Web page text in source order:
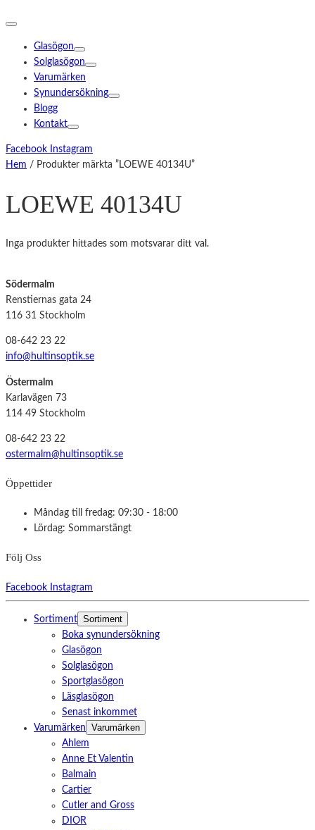
Glasögon
Solglasögon
Varumärken
Synundersökning
Blogg
Kontakt
Facebook
Instagram
Hem / Produkter märkta ”LOEWE 40134U”
LOEWE 40134U
Inga produkter hittades som motsvarar ditt val.
Södermalm
Renstiernas gata 24
116 31 Stockholm
08-642 23 22
info@hultinsoptik.se
Östermalm
Karlavägen 73
114 49 Stockholm
08-642 23 22
ostermalm@hultinsoptik.se
Öppettider
Måndag till fredag: 09:30 - 18:00
Lördag: Sommarstängt
Följ Oss
Facebook Instagram
Sortiment Sortiment
Boka synundersökning
Glasögon
Solglasögon
Sportglasögon
Läsglasögon
Senast inkommet
Varumärken
Varumärken
Ahlem
Anne Et Valentin
Balmain
Cartier
Cutler and Gross
DIOR